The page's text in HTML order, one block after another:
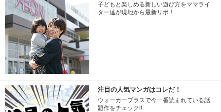
子どもと楽しめる新しい遊び方をママライ
ター達が現地から最新リポ！
注目の人気マンガはコレだ！
ウォーカープラスで今一番読まれている話
題作をチェック!!